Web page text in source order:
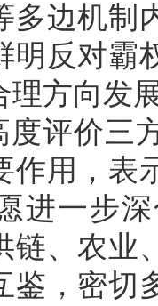
多边机制
明反对霸
理方向发
度评价三
作用，表
进一步
链、农业
鉴，密切